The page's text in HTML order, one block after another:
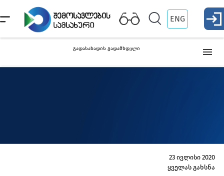
ENG
გადასახადის გადამხდელი
23 ივლისი 2020
ყველას გახსნა